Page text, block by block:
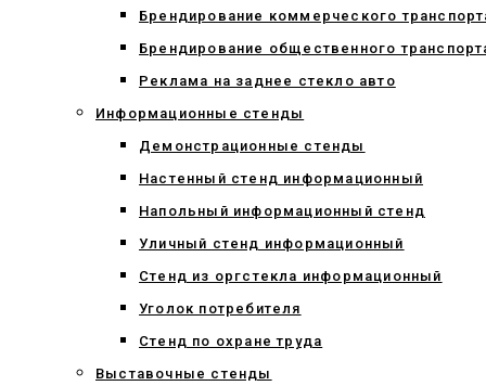
Брендирование коммерческого
Брендирование общественного
Реклама на заднее стекло авто
Информационные стенды
Демонстрационные стенды
Настенный стенд информационный
Напольный информационный стенд
Уличный стенд информационный
Стенд из оргстекла информационный
Уголок потребителя
Стенд по охране труда
Выставочные стенды